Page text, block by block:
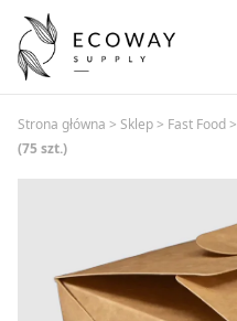
Strona główna > Sklep> Fast Food>
(75 szt.)